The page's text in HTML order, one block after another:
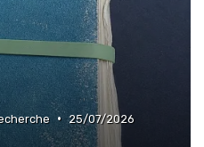
• 25/07/2026